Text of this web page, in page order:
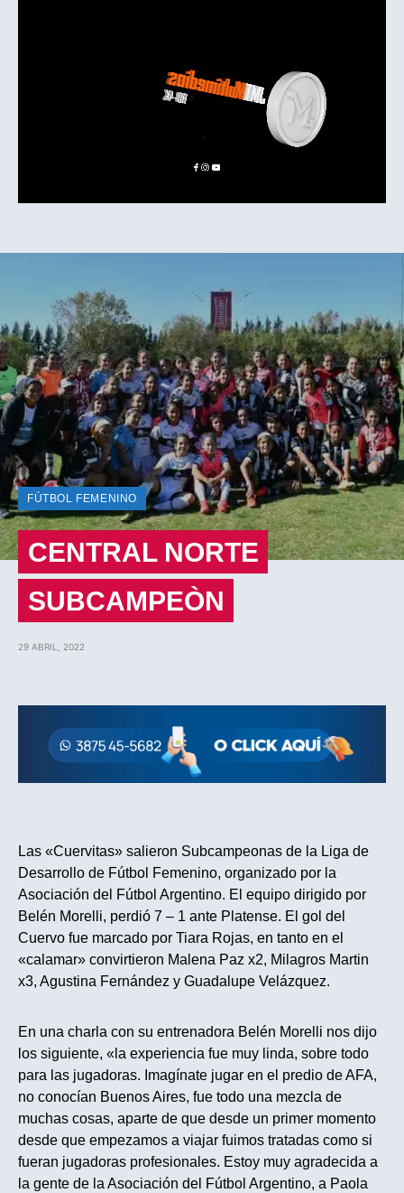
FÚTBOL FEMENINO
CENTRAL NORTE
SUBCAMPEÒN
29 ABRIL, 2022
Las «Cuervitas» salieron Subcampeonas de la Liga de
Desarrollo de Fútbol Femenino, organizado por la
Asociación del Fútbol Argentino. El equipo dirigido por
Belén Morelli, perdió 7 – 1 ante Platense. El gol del
Cuervo fue marcado por Tiara Rojas, en tanto en el
«calamar» convirtieron Malena Paz x2, Milagros Martin
x3, Agustina Fernández y Guadalupe Velázquez.
En una charla con su entrenadora Belén Morelli nos dijo
los siguiente, «la experiencia fue muy linda, sobre todo
para las jugadoras. Imagínate jugar en el predio de AFA,
no conocían Buenos Aires, fue todo una mezcla de
muchas cosas, aparte de que desde un primer momento
desde que empezamos a viajar fuimos tratadas como si
fueran jugadoras profesionales. Estoy muy agradecida a
la gente de la Asociación del Fútbol Argentino, a Paola